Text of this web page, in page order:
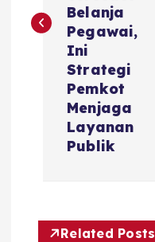
n
Belanja
Pegawai,
Ini
Strategi
Pemkot
Menjaga
Layanan
Publik
Related Posts